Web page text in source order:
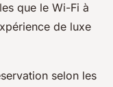
que le Wi-Fi à
de luxe
selon les